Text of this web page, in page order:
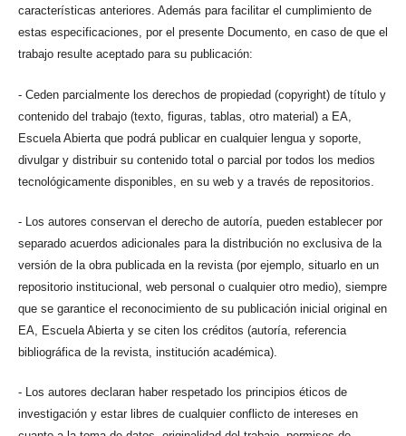
características anteriores. Además para facilitar el cumplimiento de
estas especificaciones, por el presente Documento, en caso de que el
trabajo resulte aceptado para su publicación:
- Ceden parcialmente los derechos de propiedad (copyright) de título y
contenido del trabajo (texto, figuras, tablas, otro material) a EA,
Escuela Abierta que podrá publicar en cualquier lengua y soporte,
divulgar y distribuir su contenido total o parcial por todos los medios
tecnológicamente disponibles, en su web y a través de repositorios.
- Los autores conservan el derecho de autoría, pueden establecer por
separado acuerdos adicionales para la distribución no exclusiva de la
versión de la obra publicada en la revista (por ejemplo, situarlo en un
repositorio institucional, web personal o cualquier otro medio), siempre
que se garantice el reconocimiento de su publicación inicial original en
EA, Escuela Abierta y se citen los créditos (autoría, referencia
bibliográfica de la revista, institución académica).
- Los autores declaran haber respetado los principios éticos de
investigación y estar libres de cualquier conflicto de intereses en